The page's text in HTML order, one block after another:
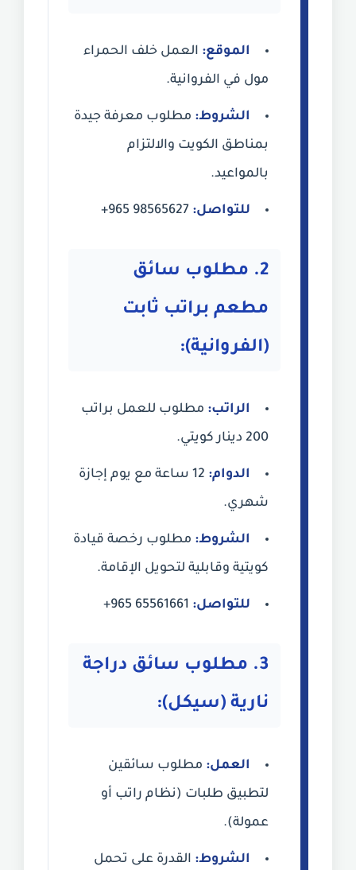
الموقع: العمل خلف الحمراء
مول في الفروانية.
الشروط: مطلوب معرفة جيدة
بمناطق الكويت والالتزام
بالمواعيد.
للتواصل: +965 98565627
2. مطلوب سائق
مطعم براتب ثابت
(الفروانية):
الراتب: مطلوب للعمل براتب
200 دينار كويتي.
الدوام:
12 ساعة مع يوم إجازة
شهري.
الشروط: مطلوب رخصة قيادة
كويتية وقابلية لتحويل الإقامة.
للتواصل: +965 65561661
3. مطلوب سائق دراجة
نارية (سيكل):
العمل: مطلوب سائقين
لتطبيق طلبات (نظام راتب أو
عمولة).
الشروط: القدرة على تحمل